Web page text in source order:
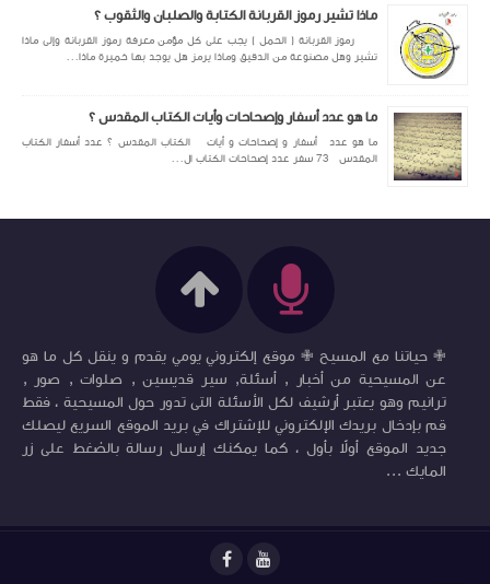
ماذا تشير رموز القربانة الكتابة والصلبان والثقوب ؟
رموز القربانة ( الحمل ) يجب على كل مؤمن معرفة رموز القربانة وإلى ماذا
تشير وهل مصنوعة من الدقيق وماذا يرمز هل يوجد بها خميرة ماذا...
ما هو عدد أسفار وإصحاحات وأيات الكتاب المقدس ؟
ما هو عدد أسفار و إصحاحات و أيات الكتاب المقدس ؟ عدد أسفار الكتاب
المقدس 73 سفر عدد إصحاحات الكتاب ال...
✙ حياتنا مع المسيح ✙ موقع إلكتروني يومي يقدم و ينقل كل ما هو
عن المسيحية من أخبار , أسئلة, سير قديسين , صلوات , صور ,
ترانيم وهو يعتبر أرشيف لكل الأسئلة التى تدور حول المسيحية ، فقط
قم بإدخال بريدك الإلكتروني للإشتراك في بريد الموقع السريع ليصلك
جديد الموقع أولاً بأول ، كما يمكنك إرسال رسالة بالضغط على زر
المايك ...